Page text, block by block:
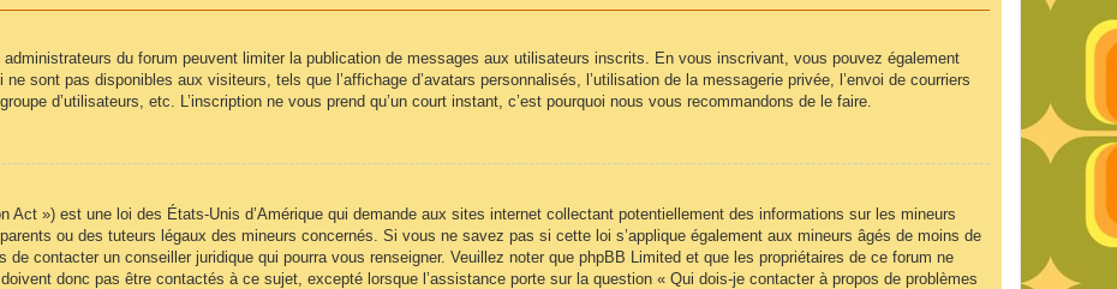
administrateurs du forum peuvent limiter la publication de messages aux utilisateurs inscrits. En vous inscrivant, vous pouvez également
sont pas disponibles aux visiteurs, tels que l’affichage d’avatars personnalisés, l’utilisation de la messagerie privée, l’envoi de courriers
d’utilisateurs, etc. L’inscription ne vous prend qu’un court instant, c’est pourquoi nous vous recommandons de le faire.
Act ») est une loi des États-Unis d’Amérique qui demande aux sites internet collectant potentiellement des informations sur les mineurs
ou des tuteurs légaux des mineurs concernés. Si vous ne savez pas si cette loi s’applique également aux mineurs âgés de moins de
contacter un conseiller juridique qui pourra vous renseigner. Veuillez noter que phpBB Limited et que les propriétaires de ce forum ne
donc pas être contactés à ce sujet, excepté lorsque l’assistance porte sur la question « Qui dois-je contacter à propos de problèmes